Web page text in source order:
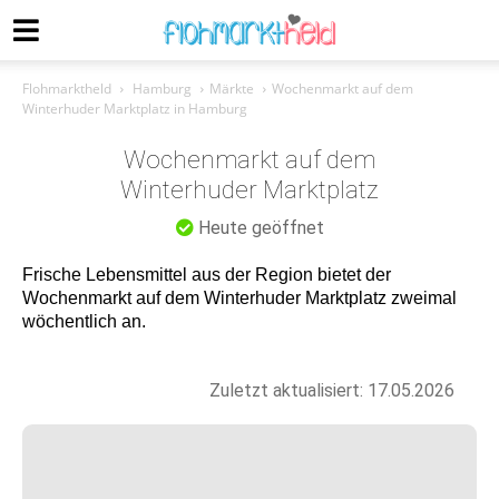
Flohmarktheld Hamburg Märkte
Wochenmarkt auf dem
Winterhuder Marktplatz in Hamburg
Wochenmarkt auf dem
Winterhuder Marktplatz
Heute geöffnet
Frische Lebensmittel aus der Region bietet der
Wochenmarkt auf dem Winterhuder Marktplatz zweimal
wöchentlich an.
Zuletzt aktualisiert: 17.05.2026